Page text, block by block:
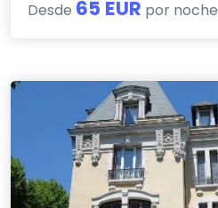
Desde 65 EUR por noche